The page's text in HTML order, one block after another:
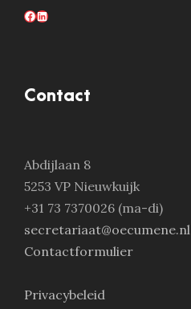
Facebook LinkedIn
Contact
Abdijlaan 8
5253 VP Nieuwkuijk
+31 73 7370026 (ma-di)
secretariaat@oecumene.nl
Contactformulier
Privacybeleid